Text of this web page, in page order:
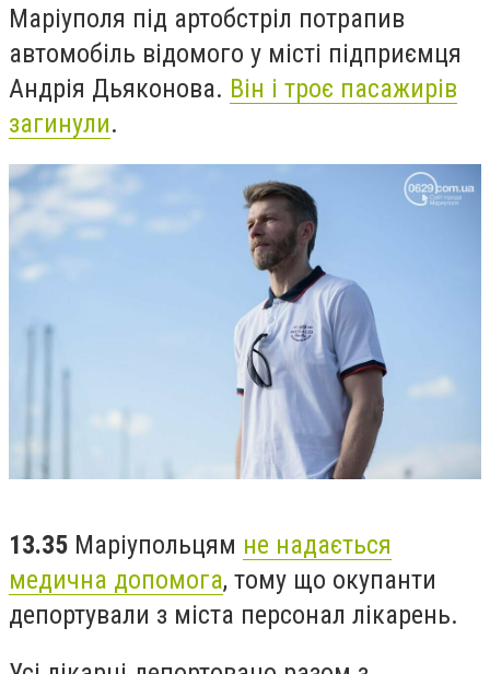
Маріуполя під артобстріл потрапив
автомобіль відомого у місті підприємця
Андрія Дьяконова. Він і троє пасажирів
загинули.
13.35 Маріупольцям не надається
медична допомога, тому що окупанти
депортували з міста персонал лікарень.